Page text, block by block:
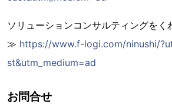
ソリューションコンサルティングをく
≫ https://www.f-logi.com/ninushi/
st&utm_medium=ad
お問合せ